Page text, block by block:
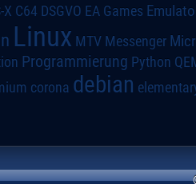
X C64 DSGVO EA Games
Linux MTV Messenger
Programmierung Python
corona debian